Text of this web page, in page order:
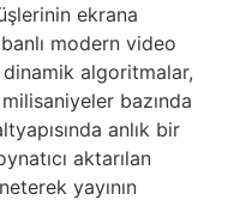
ekrana
modern video
algoritmalar,
milisaniyeler bazında
anlık bir
aktarılan
yayının